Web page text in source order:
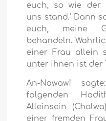
euch, so wie der
uns stand.‘ Dann
euch, meine
behandeln.
einer Frau allein
unter ihnen ist der
An-Nawawî
folgenden
Alleinsein
einer fremden